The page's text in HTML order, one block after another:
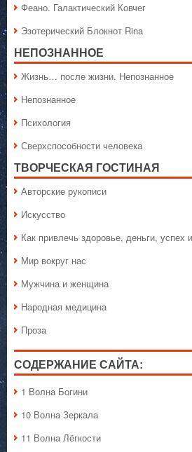
Феано. Галактический Ковчег
Эзотерический Блокнот Rina
НЕПОЗНАННОЕ
Жизнь… после жизни. Непознанное
Непознанное
Психология
Сверхспособности человека
ТВОРЧЕСКАЯ ГОСТИНАЯ
Авторские рукописи
Искусство
Как привлечь здоровье, деньги, успех
Мир вокруг нас
Мужчина и женщина
Народная медицина
Проза
СОДЕРЖАНИЕ САЙТА:
1 Волна Богини
10 Волна Зеркала
11 Волна Лёгкости